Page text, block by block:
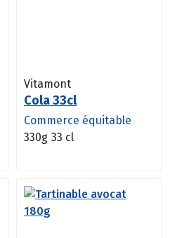
Vitamont
Cola 33cl
Commerce équitable
330g 33 cl